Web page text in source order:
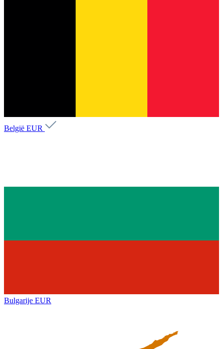
België EUR
Bulgarije EUR